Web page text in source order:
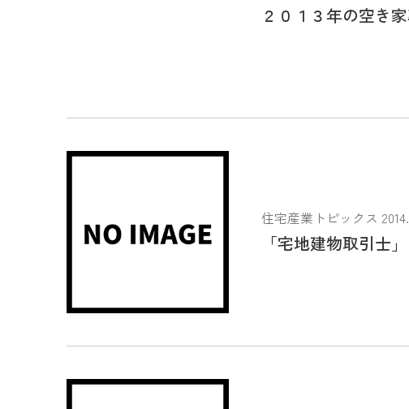
２０１３年の空き
住宅産業トピックス
「宅地建物取引士